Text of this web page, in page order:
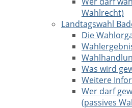
Wahlrecht)
Landtagswahl
Die
Was wird
Weitere
Wer darf
(passives